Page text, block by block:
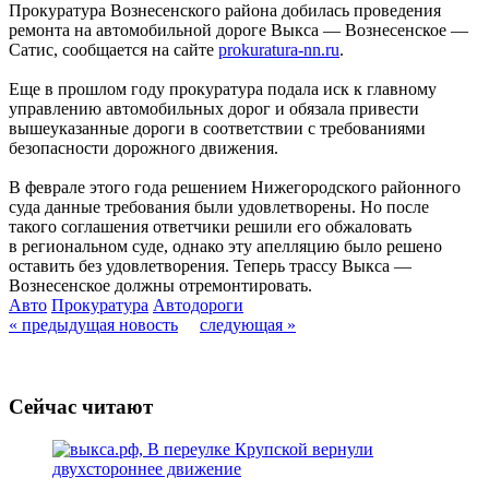
Прокуратура Вознесенского района добилась проведения
ремонта на автомобильной дороге Выкса — Вознесенское —
Сатис, сообщается на сайте prokuratura-nn.ru.
Еще в прошлом году прокуратура подала иск к главному
управлению автомобильных дорог и обязала привести
вышеуказанные дороги в соответствии с требованиями
безопасности дорожного движения.
В феврале этого года решением Нижегородского районного
суда данные требования были удовлетворены. Но после
такого соглашения ответчики решили его обжаловать
в региональном суде, однако эту апелляцию было решено
оставить без удовлетворения. Теперь трассу Выкса —
Вознесенское должны отремонтировать.
Авто Прокуратура Автодороги
« предыдущая новость
следующая »
Сейчас читают